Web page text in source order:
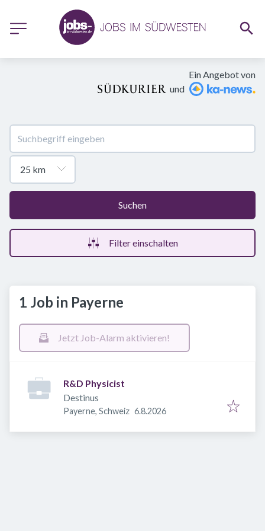
Ein Angebot von
und
Suchen
Filter einschalten
1 Job in Payerne
Jetzt Job-Alarm aktivieren!
R&D Physicist
Destinus
Payerne, Schweiz Veröffentlicht
6.8.2026